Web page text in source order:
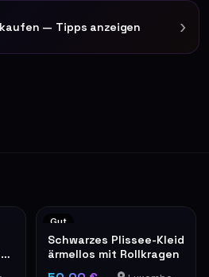
— Tipps anzeigen ›
Gut
Schwarzes Plissee-Kleid
ärmellos mit Rollkragen